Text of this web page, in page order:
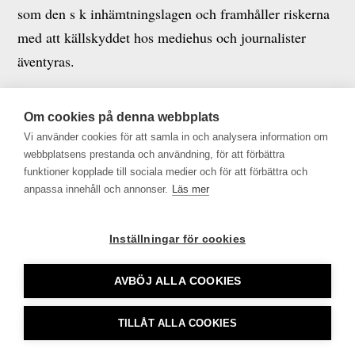
som den s k inhämtningslagen och framhåller riskerna
med att källskyddet hos mediehus och journalister
äventyras.
Tidningsutgivarna •info@tu.se
Om cookies på denna webbplats
Vi använder cookies för att samla in och analysera information om
webbplatsens prestanda och användning, för att förbättra
funktioner kopplade till sociala medier och för att förbättra och
anpassa innehåll och annonser. Läs mer
Inställningar för cookies
AVBÖJ ALLA COOKIES
TILLÅT ALLA COOKIES